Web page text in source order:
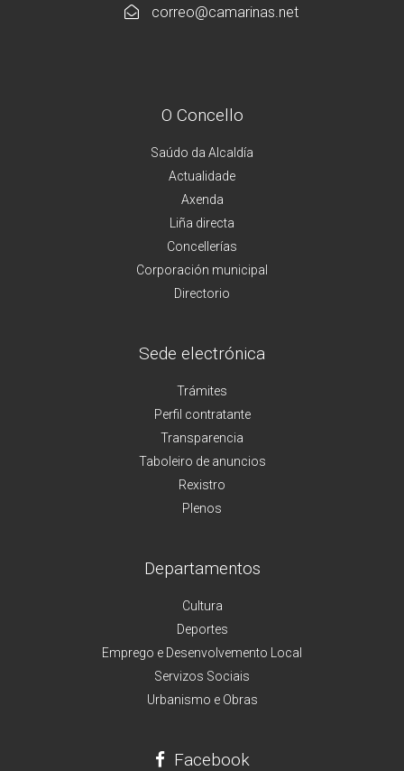
correo@camarinas.net
O Concello
Saúdo da Alcaldía
Actualidade
Axenda
Liña directa
Concellerías
Corporación municipal
Directorio
Sede electrónica
Trámites
Perfil contratante
Transparencia
Taboleiro de anuncios
Rexistro
Plenos
Departamentos
Cultura
Deportes
Emprego e Desenvolvemento Local
Servizos Sociais
Urbanismo e Obras
Facebook